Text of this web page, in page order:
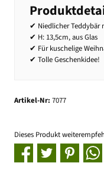
✔ Niedlicher Teddybär
✔ H: 13,5cm, aus Glas
✔ Für kuschelige
✔ Tolle Geschenkidee!
Artikel-Nr: 7077
Dieses Produkt